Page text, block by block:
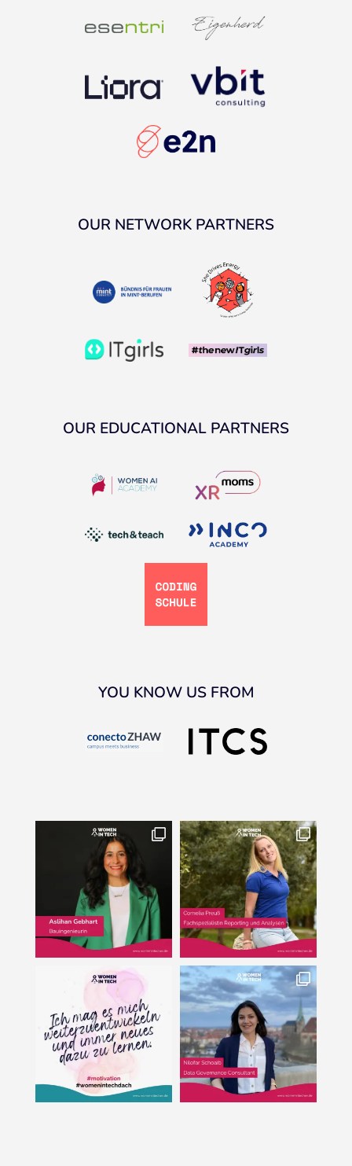
OUR NETWORK PARTNERS
OUR EDUCATIONAL PARTNERS
YOU KNOW US FROM